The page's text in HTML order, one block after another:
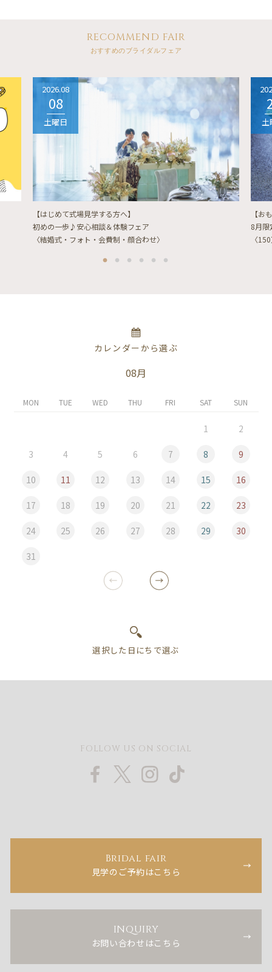
RECOMMEND FAIR
おすすめのブライダルフェア
2026.08
08
土曜日
【はじめて式場見学する方へ】
初めの一歩♪安心相談＆体験フェア
〈結婚式・フォト・会費制・顔合わせ〉
土
【お
8月限
〈
カレンダーから選ぶ
08月
MON TUE WED THU FRI SAT SUN
1 2
3 4 5 6 7 8 9
10 11 12 13 14 15 16
17 18 19 20 21 22 23
24 25 26 27 28 29 30
31
FOLLOW US ON SOCIAL
Bridal fair
見学のご予約はこちら
INQUIRY
お問い合わせはこちら